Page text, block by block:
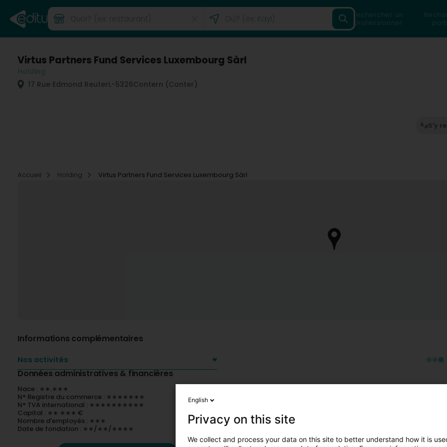
Rechercher un
professionnel
Virtus Partners Fund Services Luxembourg Sàrl
17 Rue Edmond ReuterL-5326Contern (Conter)
S'y
Accueil
Holding Virtus Partners Fund Services Luxembourg Sàrl
Informations complémentaires
Nos activités
Données administratives & financières
Nace : ∗∗.∗∗∗
N° Registre du commerce : ∗∗∗∗∗∗∗
N° TVA international : ∗∗∗∗∗∗∗∗∗∗
Capital : ∗∗ ∗∗∗ €
Nombre d'employés : ∗∗∗
Date de fondation : ∗∗/∗∗/∗∗∗∗
English
Privacy on this site
We collect and process your data on this site to better understand how it is